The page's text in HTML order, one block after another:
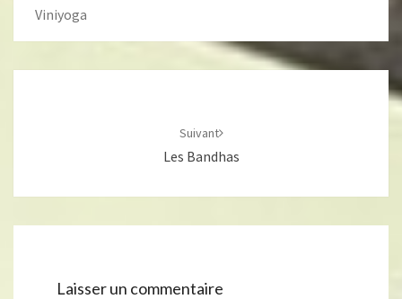
Viniyoga
Suivant
Les Bandhas
Laisser un commentaire